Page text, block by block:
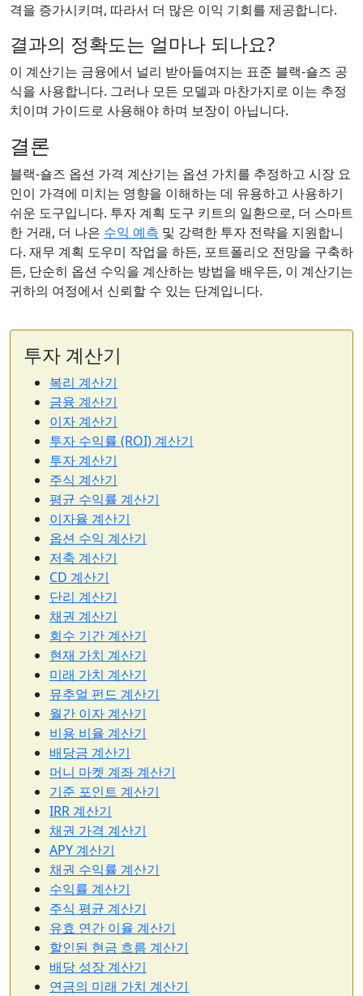
격을 증가시키며, 따라서 더 많은 이익 기회를 제공합니다.
결과의 정확도는 얼마나 되나요?
이 계산기는 금융에서 널리 받아들여지는 표준 블랙-숄즈 공
식을 사용합니다. 그러나 모든 모델과 마찬가지로 이는 추정
치이며 가이드로 사용해야 하며 보장이 아닙니다.
결론
블랙-숄즈 옵션 가격 계산기는 옵션 가치를 추정하고 시장 요
인이 가격에 미치는 영향을 이해하는 데 유용하고 사용하기
쉬운 도구입니다. 투자 계획 도구 키트의 일환으로, 더 스마트
한 거래, 더 나은 수익 예측 및 강력한 투자 전략을 지원합니
다. 재무 계획 도우미 작업을 하든, 포트폴리오 전망을 구축하
든, 단순히 옵션 수익을 계산하는 방법을 배우든, 이 계산기는
귀하의 여정에서 신뢰할 수 있는 단계입니다.
투자 계산기
복리 계산기
금융 계산기
이자 계산기
투자 수익률 (ROI) 계산기
투자 계산기
주식 계산기
평균 수익률 계산기
이자율 계산기
옵션 수익 계산기
저축 계산기
CD 계산기
단리 계산기
채권 계산기
회수 기간 계산기
현재 가치 계산기
미래 가치 계산기
뮤추얼 펀드 계산기
월간 이자 계산기
비용 비율 계산기
배당금 계산기
머니 마켓 계좌 계산기
기준 포인트 계산기
IRR 계산기
채권 가격 계산기
APY 계산기
채권 수익률 계산기
수익률 계산기
주식 평균 계산기
유효 연간 이율 계산기
할인된 현금 흐름 계산기
배당 성장 계산기
연금의 미래 가치 계산기